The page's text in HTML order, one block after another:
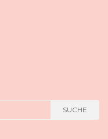
SUCHE